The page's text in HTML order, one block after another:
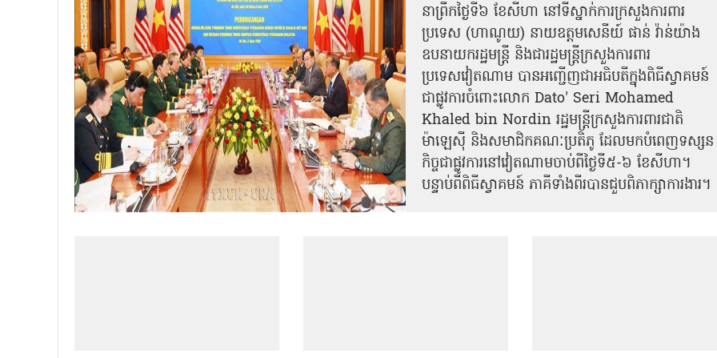
នា​ព្រឹកថ្ងៃទី៦ ខែសីហា នៅទីស្នាក់ការក្រសួងការពារ
ប្រទេស (ហាណូយ) នាយឧត្តមសេនីយ៍ ផាន់ វ៉ាន់យ៉ាង
ឧបនាយករដ្ឋមន្ត្រី និងជារដ្ឋមន្ត្រីក្រសួងការពារ
ប្រទេសវៀតណាម បានអញ្ជើញជាអធិបតីក្នុងពិធីស្វាគមន៍
ជាផ្លូវការ​ចំពោះលោក Dato' Seri Mohamed
Khaled bin Nordin រដ្ឋមន្ត្រីក្រសួងការពារជាតិ
ម៉ាឡេស៊ី និងសមាជិកគណៈប្រតិភូ ដែលមកបំពេញទស្សន
កិច្ចជាផ្លូវការនៅវៀតណាមចាប់ពីថ្ងៃទី៥-៦ ខែសីហា។
បន្ទាប់ពីពិធីស្វាគមន៍ ភាគីទាំងពីរបានជួបពិភាក្សាការងារ​។